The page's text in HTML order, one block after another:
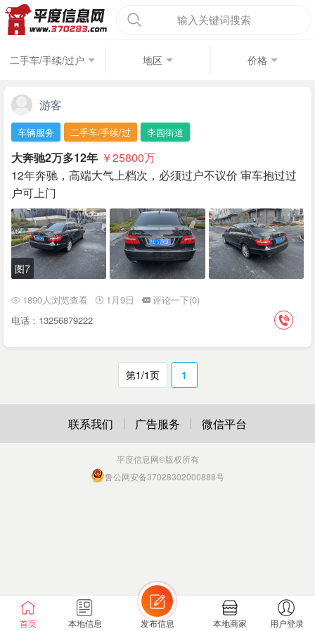
输入关键词搜索
二手车/手续/过户 地区 价格
游客
车辆服务 二手车/手续/过 李园街道
大奔驰2万多12年 ￥25800万
12年奔驰，高端大气上档次，必须过户不议价 审车抱过过
户可上门
图7
1890人浏览查看 1月9日
评论一下(0)
电话：13256879222
第1/1页 1
首页 本地信息 发布信息 本地商家 用户登录
联系我们 广告服务 微信平台
平度信息网©版权所有
鲁公网安备37028302000888号